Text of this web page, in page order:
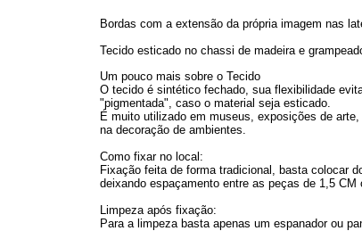
Bordas com a extensão da própria imagem nas
Tecido esticado no chassi de madeira e
Um pouco mais sobre o Tecido
O tecido é sintético fechado, sua flexibilidade
"pigmentada", caso o material seja esticado.
É muito utilizado em museus, exposições de
na decoração de ambientes.
Como fixar no local:
Fixação feita de forma tradicional, basta colocar
deixando espaçamento entre as peças de 1,5
Limpeza após fixação:
Para a limpeza basta apenas um espanador ou